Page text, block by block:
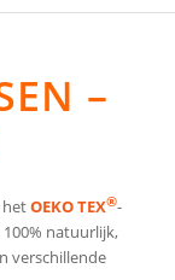
–
hetOEKO TEX®-
natuurlijk,
verschillende